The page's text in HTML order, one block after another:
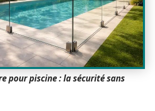
pour piscine : la sécurité sans